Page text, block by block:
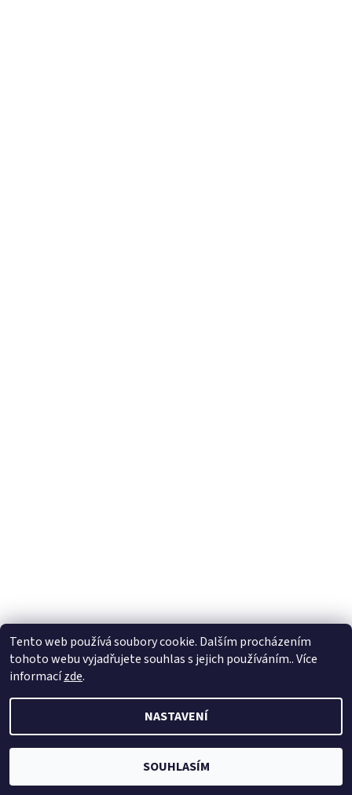
Tento web používá soubory cookie. Dalším procházením
tohoto webu vyjadřujete souhlas s jejich používáním.. Více
informacízde.
NASTAVENÍ
SOUHLASÍM